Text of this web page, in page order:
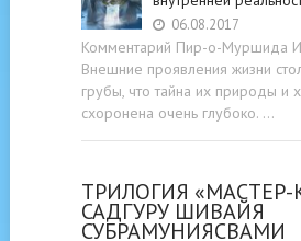
06.08.2017
Комментарий Пир-о-Муршида
Внешние проявления жизни
грубы, что тайна их природы и
схоронена очень глубоко. …
ТРИЛОГИЯ «МАСТЕР-
САДГУРУ ШИВАЙЯ
СУБРАМУНИЯСВАМИ